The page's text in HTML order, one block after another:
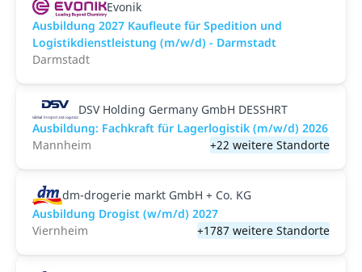
Evonik
Ausbildung 2027 Kaufleute für Spedition und
Logistikdienstleistung (m/w/d) - Darmstadt
Darmstadt
DSV Holding Germany GmbH DESSHRT
Ausbildung: Fachkraft für Lagerlogistik (m/w/d) 2026
Mannheim
+22 weitere Standorte
dm-drogerie markt GmbH + Co. KG
Ausbildung Drogist (w/m/d) 2027
Viernheim
+1787 weitere Standorte